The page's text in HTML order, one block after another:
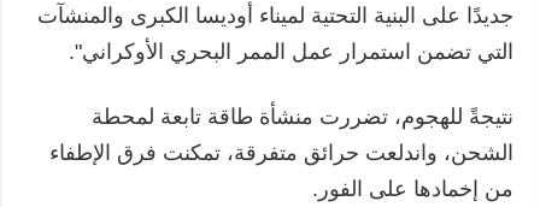
جديدًا على البنية التحتية لميناء أوديسا الكبرى والمنشآت
التي تضمن استمرار عمل الممر البحري الأوكراني".
نتيجةً للهجوم، تضررت منشأة طاقة تابعة لمحطة
الشحن، واندلعت حرائق متفرقة، تمكنت فرق الإطفاء
من إخمادها على الفور.